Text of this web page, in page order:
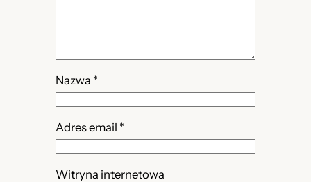
Nazwa *
Adres email *
Witryna internetowa